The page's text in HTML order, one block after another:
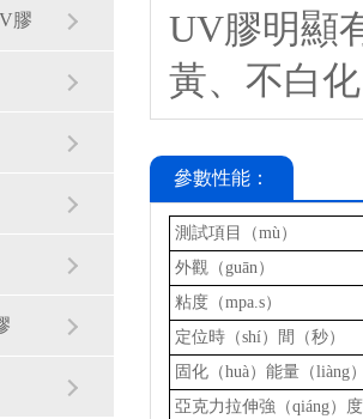
膠
UV膠明顯
黃、不白
參數性能：
測試項目（mù）
外觀（guān）
粘度（mpa.s）
定位時（shí）間（秒）
固化（huà）能量（liàng
亞克力拉伸強（qiáng）